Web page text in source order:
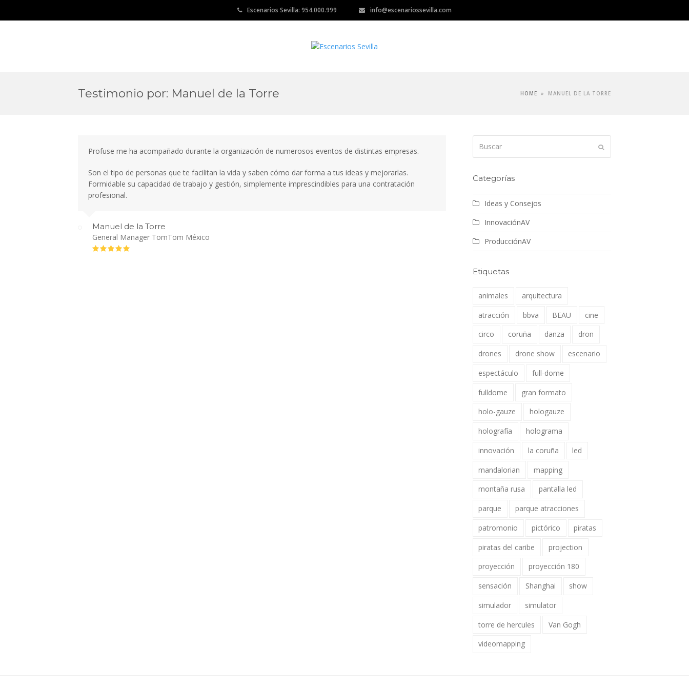
Escenarios Sevilla: 954.000.999 info@escenariossevilla.com
Testimonio por: Manuel de la Torre HOME » MANUEL DE LA TORRE
Profuse me ha acompañado durante la organización de numerosos eventos de distintas empresas.
Son el tipo de personas que te facilitan la vida y saben cómo dar forma a tus ideas y mejorarlas.
Formidable su capacidad de trabajo y gestión, simplemente imprescindibles para una contratación
profesional.
Manuel de la Torre
General Manager TomTom México
Categorías
Ideas y Consejos
InnovaciónAV
ProducciónAV
Etiquetas
animales
arquitectura
atracción
bbva BEAU
cine
circo
coruña danza
dron
drones
drone show
escenario
espectáculo
full-dome
fulldome
gran formato
holo-gauze
hologauze
holografía
holograma
innovación
la coruña
led
mandalorian
mapping
montaña rusa
pantalla led
parque
parque atracciones
patromonio
pictórico
piratas
piratas del caribe
projection
proyección
proyección 180
sensación
Shanghai
show
simulador
simulator
torre de hercules
Van Gogh
videomapping